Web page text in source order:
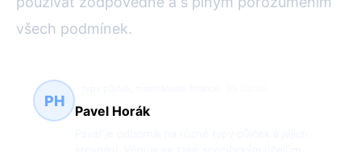
všech podmínek.
PH
Pavel Horák